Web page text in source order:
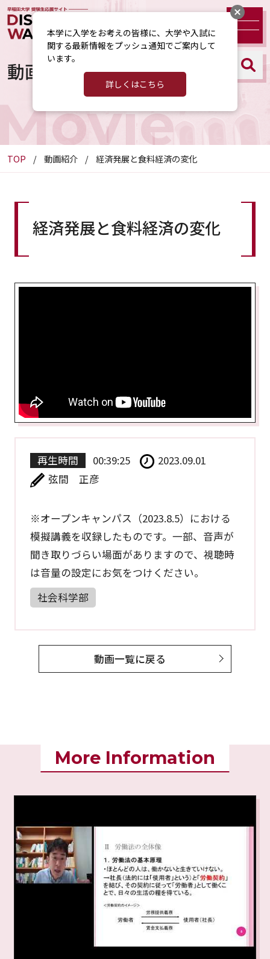
動画紹介
TOP 動画紹介 経済発展と食料経済の変化
経済発展と食料経済の変化
再生時間 00:39:25
2023.09.01
弦間 正彦
※オープンキャンパス（2023.8.5）における
模擬講義を収録したものです。一部、音声が
聞き取りづらい場面がありますので、視聴時
は音量の設定にお気をつけください。
社会科学部
動画一覧に戻る
More Information
本学に入学をお考えの皆様に、大学や入試に
関する最新情報をプッシュ通知でご案内して
います。
詳しくはこちら